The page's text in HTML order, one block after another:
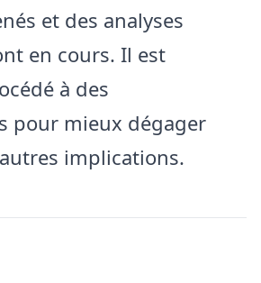
et des analyses
en cours. Il est
à des
pour mieux dégager
implications.